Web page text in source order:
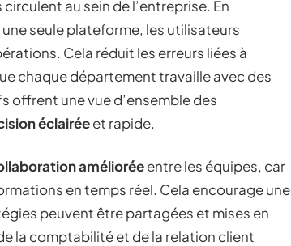
au sein de l’entreprise. En
seule plateforme, les utilisateurs
Cela réduit les erreurs liées à
chaque département travaille avec des
offrent une vue d’ensemble des
éclairéeet rapide.
amélioréeentre les équipes, car
en temps réel. Cela encourage une
peuvent être partagées et mises en
la comptabilité et de la relation client